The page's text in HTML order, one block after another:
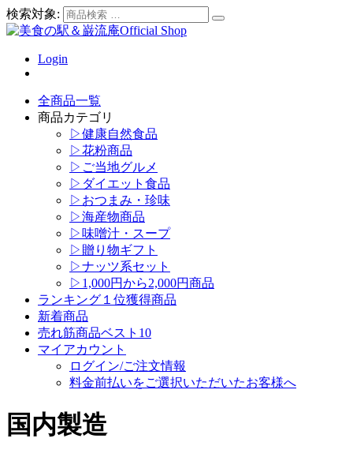
検索対象:
Login
全商品一覧
商品カテゴリ
▷健康自然食品
▷花粉商品
▷ご当地グルメ
▷ダイエット食品
▷おつまみ・珍味
▷海産物商品
▷味噌汁・スープ
▷贈り物ギフト
▷ナッツ系セット
▷1,000円から2,000円商品
ランキング１位獲得商品
新着商品
売れ筋商品ベスト10
マイアカウント
ログイン/ご注文情報
料金前払いをご選択いただいたお客様へ
国内製造